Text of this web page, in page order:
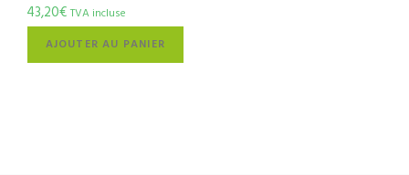
43,20€ TVA incluse
AJOUTER AU PANIER